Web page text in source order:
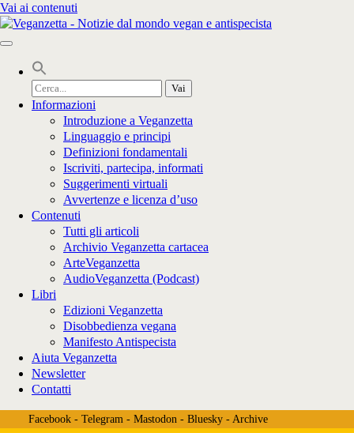
Vai ai contenuti
Cerca
per:
Informazioni
Introduzione a Veganzetta
Linguaggio e principi
Definizioni fondamentali
Iscriviti, partecipa, informati
Suggerimenti virtuali
Avvertenze e licenza d’uso
Contenuti
Tutti gli articoli
Archivio Veganzetta cartacea
ArteVeganzetta
AudioVeganzetta (Podcast)
Libri
Edizioni Veganzetta
Disobbedienza vegana
Manifesto Antispecista
Aiuta Veganzetta
Newsletter
Contatti
Facebook- Telegram- Mastodon- Bluesky- Archive